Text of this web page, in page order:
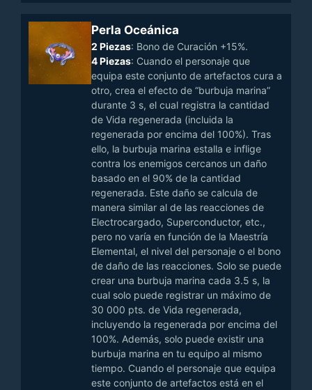
Perla Oceánica
2 Piezas: Bono de Curación +15%.
4 Piezas: Cuando el personaje que
equipa este conjunto de artefactos cura a
otro, crea el efecto de “burbuja marina”
durante 3 s, el cual registra la cantidad
de Vida regenerada (incluida la
regenerada por encima del 100%). Tras
ello, la burbuja marina estalla e inflige
contra los enemigos cercanos un daño
basado en el 90% de la cantidad
regenerada. Este daño se calcula de
manera similar al de las reacciones de
Electrocargado, Superconductor, etc.,
pero no varía en función de la Maestría
Elemental, el nivel del personaje o el bono
de daño de las reacciones. Solo se puede
crear una burbuja marina cada 3.5 s, la
cual solo puede registrar un máximo de
30 000 pts. de Vida regenerada,
incluyendo la regenerada por encima del
100%. Además, solo puede existir una
burbuja marina en tu equipo al mismo
tiempo. Cuando el personaje que equipa
este conjunto de artefactos está en el